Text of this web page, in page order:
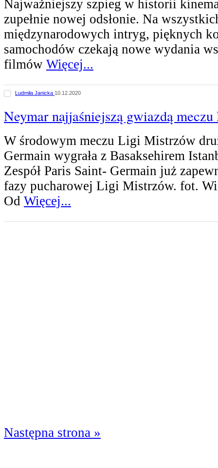
Najważniejszy szpieg w historii
zupełnie nowej odsłonie. Na
międzynarodowych intryg, pięknych
samochodów czekają nowe wydania
filmów Więcej...
Ludmiła Janicka 10.12.2020
Neymar najjaśniejszą gwiazdą
W środowym meczu Ligi Mistrzów
Germain wygrała z Basaksehirem
Zespół Paris Saint- Germain już
fazy pucharowej Ligi Mistrzów. fot.
Od Więcej...
Następna strona »